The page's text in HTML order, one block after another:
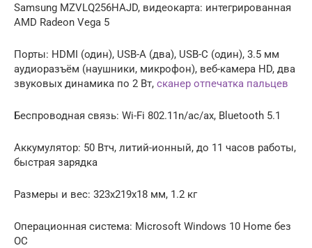
Samsung MZVLQ256HAJD, видеокарта: интегрированная
AMD Radeon Vega 5
Порты: HDMI (один), USB-A (два), USB-C (один), 3.5 мм
аудиоразъём (наушники, микрофон), веб-камера HD, два
звуковых динамика по 2 Вт, сканер отпечатка пальцев
Беспроводная связь: Wi-Fi 802.11n/ac/ax, Bluetooth 5.1
Аккумулятор: 50 Втч, литий-ионный, до 11 часов работы,
быстрая зарядка
Размеры и вес: 323x219x18 мм, 1.2 кг
Операционная система: Microsoft Windows 10 Home без
ОС